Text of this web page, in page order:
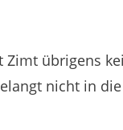
Zimt übrigens
nicht in die